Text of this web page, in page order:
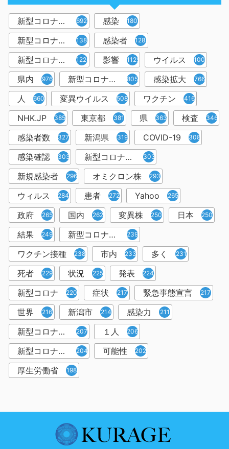
新型コロナウイルス 6921 感染 1809
新型コロナウィルス 1382 感染者 1283
新型コロナウイルス感染症 1226 影響 1129 ウイルス 1001
県内 976 新型コロナウイルス感染 805 感染拡大 766
人 660 変異ウイルス 508 ワクチン 416
NHK.JP 385 東京都 381 県 363 検査 346
感染者数 327 新潟県 319 COVID-19 308
感染確認 303 新型コロナウィルス感染症 303
新規感染者 296 オミクロン株 293
ウィルス 284 患者 272 Yahoo 265
政府 265 国内 262 変異株 250 日本 250
結果 249 新型コロナウイルスワクチン 239
ワクチン接種 238 市内 233 多く 231
死者 229 状況 225 発表 224
新型コロナ 220 症状 217 緊急事態宣言 217
世界 216 新潟市 214 感染力 211
新型コロナウイルス感染者 207 １人 206
新型コロナウイルス対策 204 可能性 202
厚生労働省 198